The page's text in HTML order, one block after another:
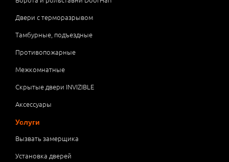
Двери с терморазрывом
Тамбурные, подъездные
Противопожарные
Межкомнатные
Скрытые двери INVIZIBLE
Аксессуары
Услуги
Вызвать замерщика
Установка дверей